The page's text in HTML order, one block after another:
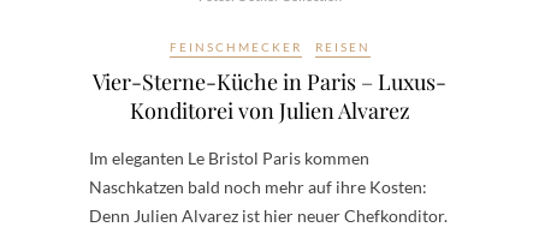
FEINSCHMECKER REISEN
Vier-Sterne-Küche in Paris – Luxus-
Konditorei von Julien Alvarez
Im eleganten Le Bristol Paris kommen
Naschkatzen bald noch mehr auf ihre Kosten:
Denn Julien Alvarez ist hier neuer Chefkonditor.